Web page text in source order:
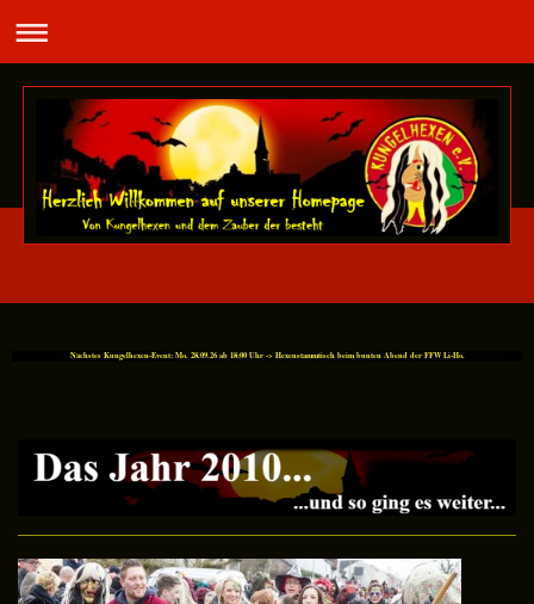
Nächstes Kungelhexen-Event: Mo. 28.09.26 ab 18:00 Uhr -> Hexenstammtisch beim bunten Abend der FFW Li-Ho.